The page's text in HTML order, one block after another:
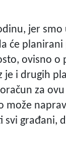
jer
će
ovisno o
je i drugih
za
može
svi građani,